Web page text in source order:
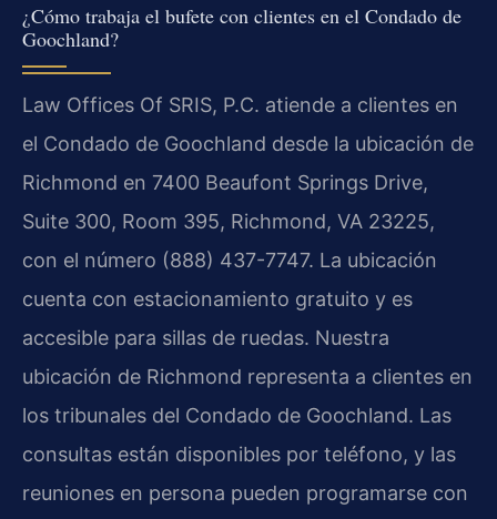
¿Cómo trabaja el bufete con clientes en el Condado de
Goochland?
Law Offices Of SRIS, P.C. atiende a clientes en
el Condado de Goochland desde la ubicación de
Richmond en 7400 Beaufont Springs Drive,
Suite 300, Room 395, Richmond, VA 23225,
con el número (888) 437-7747. La ubicación
cuenta con estacionamiento gratuito y es
accesible para sillas de ruedas. Nuestra
ubicación de Richmond representa a clientes en
los tribunales del Condado de Goochland. Las
consultas están disponibles por teléfono, y las
reuniones en persona pueden programarse con